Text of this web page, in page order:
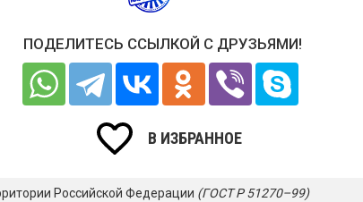
ПОДЕЛИТЕСЬ ССЫЛКОЙ С ДРУЗЬЯМИ!
В ИЗБРАННОЕ
Российской Федерации (ГОСТ Р 51270–99)